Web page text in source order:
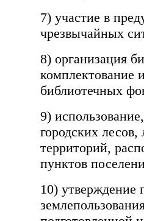
7) участие в
чрезвычайных
8) организация
комплектование
библиотечных
9)
городских
территорий,
пунктов
10) утверждение